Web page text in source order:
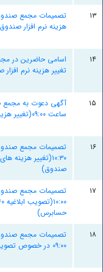
۱۳
هزینه نرم افزار
۱۴
تغییر هزینه نرم
۱۵
ساعت ۰۹:۰۰(تغییر هزینه نرم افزار صندوق)
۱۶
۱۰:۳۰(تغییر
صندوق)
۱۷
حسابرس)
۱۸
۰۹:۰۰ در خصوص تصویب صورتهای مالی صندوق